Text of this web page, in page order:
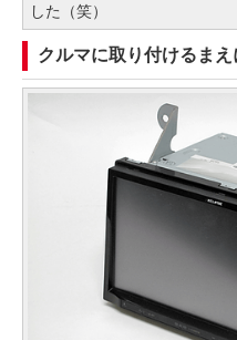
した（笑）
クルマに取り付けるま